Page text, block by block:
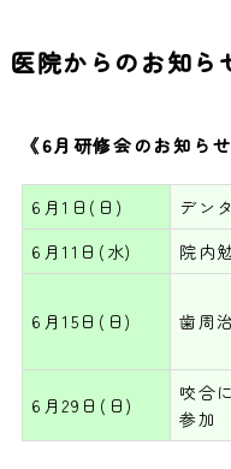
医院からのお知ら
《6月研修会のお知らせ
6月1日(日)
デン
6月11日(水)
院内
6月15日(日) 歯周
6月29日(日)
咬合
参加